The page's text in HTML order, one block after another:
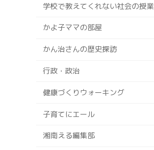
学校で教えてくれない社会の授業
かよ子ママの部屋
かん治さんの歴史探訪
行政・政治
健康づくりウォーキング
子育てにエール
湘南える編集部